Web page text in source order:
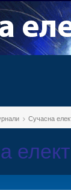
Сучасна